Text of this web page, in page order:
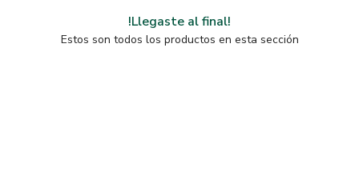
!Llegaste al final!
Estos son todos los productos en esta sección